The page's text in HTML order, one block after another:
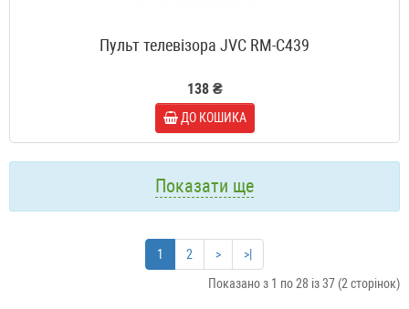
Пульт телевізора JVC RM-C439
138 ₴
ДО КОШИКА
Показати ще
1 2 >
>|
Показано з 1 по 28 із 37 (2 сторінок)